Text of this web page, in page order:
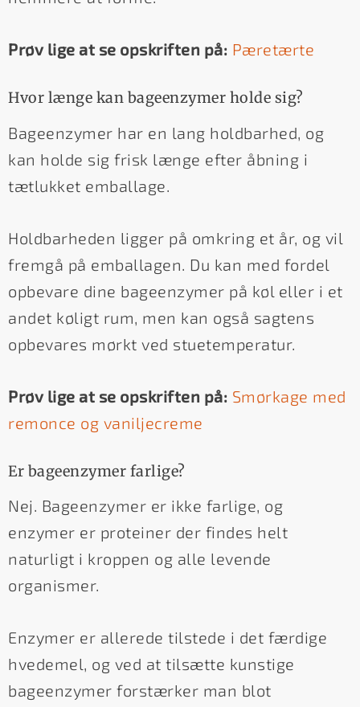
Prøv lige at se opskriften på: Pæretærte
Hvor længe kan bageenzymer holde sig?
Bageenzymer har en lang holdbarhed, og
kan holde sig frisk længe efter åbning i
tætlukket emballage.
Holdbarheden ligger på omkring et år, og vil
fremgå på emballagen. Du kan med fordel
opbevare dine bageenzymer på køl eller i et
andet køligt rum, men kan også sagtens
opbevares mørkt ved stuetemperatur.
Prøv lige at se opskriften på: Smørkage med
remonce og vaniljecreme
Er bageenzymer farlige?
Nej. Bageenzymer er ikke farlige, og
enzymer er proteiner der findes helt
naturligt i kroppen og alle levende
organismer.
Enzymer er allerede tilstede i det færdige
hvedemel, og ved at tilsætte kunstige
bageenzymer forstærker man blot